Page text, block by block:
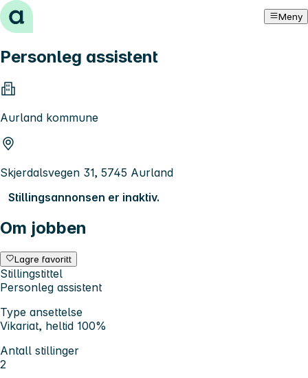
Hopp til innhold Meny
Personleg assistent
Aurland kommune
Skjerdalsvegen 31, 5745 Aurland
Stillingsannonsen er inaktiv.
Om jobben
Lagre favoritt
Stillingstittel
Personleg assistent
Type ansettelse
Vikariat, heltid 100%
Antall stillinger
2